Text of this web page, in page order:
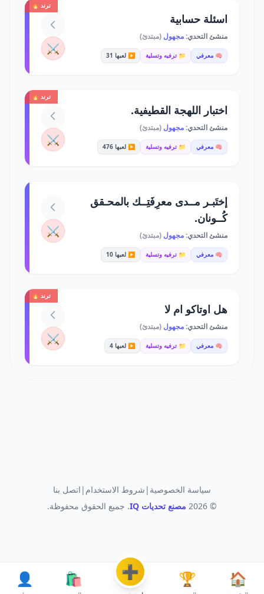
ترند 🔥
اسئلة حسابية
منشئ التحدي:مجهول (مبتدئ)
🧠 معرفي 📁 ترفيه وتسلية ▶️ لعبها 31 ⚔️
ترند 🔥
اختبار اللهجة القطيفية.
منشئ التحدي:مجهول (مبتدئ)
🧠 معرفي 📁 ترفيه وتسلية ▶️ لعبها 476 ⚔️
إختَبـر مــدى معرِفَتِــك بالمحـقق
كُــونان.
منشئ التحدي:مجهول (مبتدئ)
🧠 معرفي 📁 ترفيه وتسلية ▶️ لعبها 10
⚔️
ترند 🔥
هل اوتاكو ام لا
منشئ التحدي:مجهول (مبتدئ)
🧠 معرفي 📁 ترفيه وتسلية ▶️ لعبها 4 ⚔️
🏠
🏆
➕
🛍️
👤
سياسة الخصوصية | شروط الاستخدام | اتصل بنا
© 2026
مصنع تحديات IQ . جميع الحقوق محفوظة.